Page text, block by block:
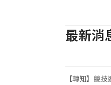
最新消
【轉知】競